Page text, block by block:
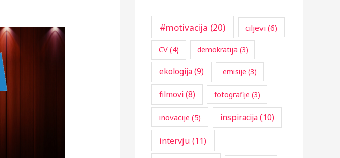
r
:
#motivacija (20) ciljevi (6)
CV(4) demokratija (3)
ekologija(9) emisije (3)
filmovi(8) fotografije (3)
inovacije (5) inspiracija(10)
intervju (11)